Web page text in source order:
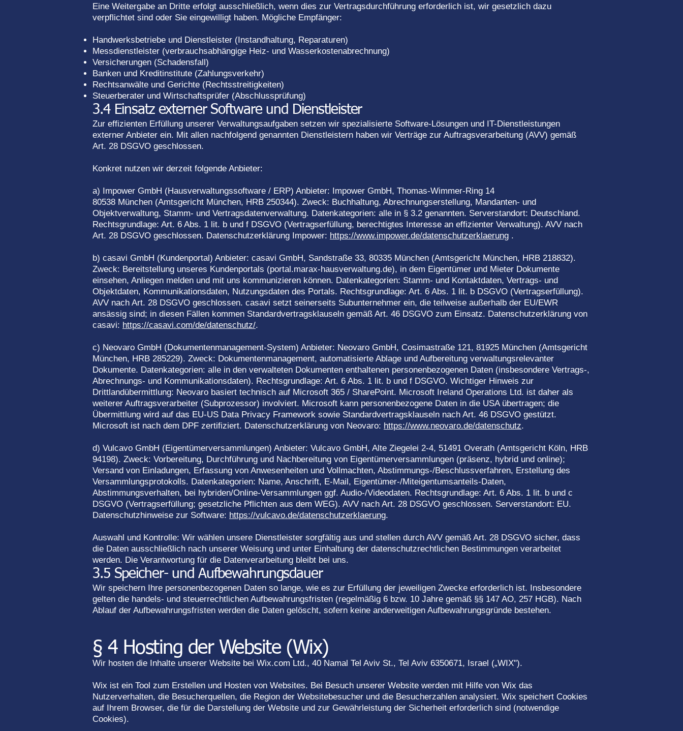
Eine Weitergabe an Dritte erfolgt ausschließlich, wenn dies zur Vertragsdurchführung erforderlich ist, wir gesetzlich dazu
verpflichtet sind oder Sie eingewilligt haben. Mögliche Empfänger:
Handwerksbetriebe und Dienstleister (Instandhaltung, Reparaturen)
Messdienstleister (verbrauchsabhängige Heiz- und Wasserkostenabrechnung)
Versicherungen (Schadensfall)
Banken und Kreditinstitute (Zahlungsverkehr)
Rechtsanwälte und Gerichte (Rechtsstreitigkeiten)
Steuerberater und Wirtschaftsprüfer (Abschlussprüfung)
3.4 Einsatz externer Software und Dienstleister
Zur effizienten Erfüllung unserer Verwaltungsaufgaben setzen wir spezialisierte Software-Lösungen und IT-Dienstleistungen
externer Anbieter ein. Mit allen nachfolgend genannten Dienstleistern haben wir Verträge zur Auftragsverarbeitung (AVV) gemäß
Art. 28 DSGVO geschlossen.
Konkret nutzen wir derzeit folgende Anbieter:
a) Impower GmbH (Hausverwaltungssoftware / ERP) Anbieter: Impower GmbH, Thomas-Wimmer-Ring 14
80538 München (Amtsgericht München, HRB 250344). Zweck: Buchhaltung, Abrechnungserstellung, Mandanten- und
Objektverwaltung, Stamm- und Vertragsdatenverwaltung. Datenkategorien: alle in § 3.2 genannten. Serverstandort: Deutschland.
Rechtsgrundlage: Art. 6 Abs. 1 lit. b und f DSGVO (Vertragserfüllung, berechtigtes Interesse an effizienter Verwaltung). AVV nach
Art. 28 DSGVO geschlossen. Datenschutzerklärung Impower: https://www.impower.de/datenschutzerklaerung .
b) casavi GmbH (Kundenportal) Anbieter: casavi GmbH, Sandstraße 33, 80335 München (Amtsgericht München, HRB 218832).
Zweck: Bereitstellung unseres Kundenportals (portal.marax-hausverwaltung.de), in dem Eigentümer und Mieter Dokumente
einsehen, Anliegen melden und mit uns kommunizieren können. Datenkategorien: Stamm- und Kontaktdaten, Vertrags- und
Objektdaten, Kommunikationsdaten, Nutzungsdaten des Portals. Rechtsgrundlage: Art. 6 Abs. 1 lit. b DSGVO (Vertragserfüllung).
AVV nach Art. 28 DSGVO geschlossen. casavi setzt seinerseits Subunternehmer ein, die teilweise außerhalb der EU/EWR
ansässig sind; in diesen Fällen kommen Standardvertragsklauseln gemäß Art. 46 DSGVO zum Einsatz. Datenschutzerklärung von
casavi: https://casavi.com/de/datenschutz/.
c) Neovaro GmbH (Dokumentenmanagement-System) Anbieter: Neovaro GmbH, Cosimastraße 121, 81925 München (Amtsgericht
München, HRB 285229). Zweck: Dokumentenmanagement, automatisierte Ablage und Aufbereitung verwaltungsrelevanter
Dokumente. Datenkategorien: alle in den verwalteten Dokumenten enthaltenen personenbezogenen Daten (insbesondere Vertrags-,
Abrechnungs- und Kommunikationsdaten). Rechtsgrundlage: Art. 6 Abs. 1 lit. b und f DSGVO. Wichtiger Hinweis zur
Drittlandübermittlung: Neovaro basiert technisch auf Microsoft 365 / SharePoint. Microsoft Ireland Operations Ltd. ist daher als
weiterer Auftragsverarbeiter (Subprozessor) involviert. Microsoft kann personenbezogene Daten in die USA übertragen; die
Übermittlung wird auf das EU-US Data Privacy Framework sowie Standardvertragsklauseln nach Art. 46 DSGVO gestützt.
Microsoft ist nach dem DPF zertifiziert. Datenschutzerklärung von Neovaro: https://www.neovaro.de/datenschutz.
d) Vulcavo GmbH (Eigentümerversammlungen) Anbieter: Vulcavo GmbH, Alte Ziegelei 2-4, 51491 Overath (Amtsgericht Köln, HRB
94198). Zweck: Vorbereitung, Durchführung und Nachbereitung von Eigentümerversammlungen (präsenz, hybrid und online);
Versand von Einladungen, Erfassung von Anwesenheiten und Vollmachten, Abstimmungs-/Beschlussverfahren, Erstellung des
Versammlungsprotokolls. Datenkategorien: Name, Anschrift, E-Mail, Eigentümer-/Miteigentumsanteils-Daten,
Abstimmungsverhalten, bei hybriden/Online-Versammlungen ggf. Audio-/Videodaten. Rechtsgrundlage: Art. 6 Abs. 1 lit. b und c
DSGVO (Vertragserfüllung; gesetzliche Pflichten aus dem WEG). AVV nach Art. 28 DSGVO geschlossen. Serverstandort: EU.
Datenschutzhinweise zur Software: https://vulcavo.de/datenschutzerklaerung.
Auswahl und Kontrolle: Wir wählen unsere Dienstleister sorgfältig aus und stellen durch AVV gemäß Art. 28 DSGVO sicher, dass
die Daten ausschließlich nach unserer Weisung und unter Einhaltung der datenschutzrechtlichen Bestimmungen verarbeitet
werden. Die Verantwortung für die Datenverarbeitung bleibt bei uns.
3.5 Speicher- und Aufbewahrungsdauer
Wir speichern Ihre personenbezogenen Daten so lange, wie es zur Erfüllung der jeweiligen Zwecke erforderlich ist. Insbesondere
gelten die handels- und steuerrechtlichen Aufbewahrungsfristen (regelmäßig 6 bzw. 10 Jahre gemäß §§ 147 AO, 257 HGB). Nach
Ablauf der Aufbewahrungsfristen werden die Daten gelöscht, sofern keine anderweitigen Aufbewahrungsgründe bestehen.
§ 4 Hosting der Website (Wix)
Wir hosten die Inhalte unserer Website bei Wix.com Ltd., 40 Namal Tel Aviv St., Tel Aviv 6350671, Israel („WIX").
Wix ist ein Tool zum Erstellen und Hosten von Websites. Bei Besuch unserer Website werden mit Hilfe von Wix das
Nutzerverhalten, die Besucherquellen, die Region der Websitebesucher und die Besucherzahlen analysiert. Wix speichert Cookies
auf Ihrem Browser, die für die Darstellung der Website und zur Gewährleistung der Sicherheit erforderlich sind (notwendige
Cookies).